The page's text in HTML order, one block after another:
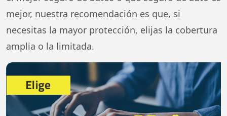
mejor, nuestra recomendación es que, si
necesitas la mayor protección, elijas la cobertura
amplia o la limitada.